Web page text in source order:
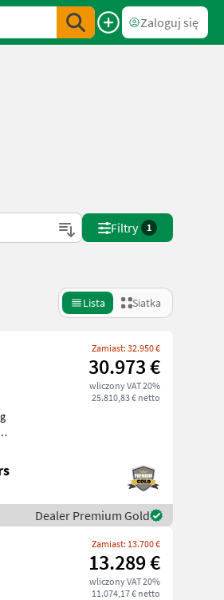
Zaloguj się
Filtry 1
Lista Siatka
Zamiast: 32.950 €
30.973 €
wliczony VAT 20%
25.810,83 € netto
Dealer Premium Gold
Zamiast: 13.700 €
13.289 €
wliczony VAT 20%
11.074,17 € netto